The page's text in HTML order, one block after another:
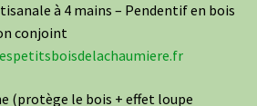
à 4 mains – Pendentif en bois
conjoint
(protège le bois + effet loupe